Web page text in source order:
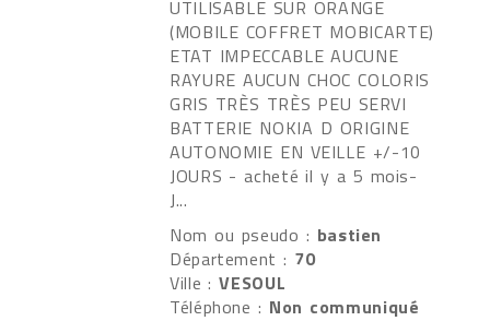
UTILISABLE SUR ORANGE
(MOBILE COFFRET MOBICARTE)
ETAT IMPECCABLE AUCUNE
RAYURE AUCUN CHOC COLORIS
GRIS TRÈS TRÈS PEU SERVI
BATTERIE NOKIA D ORIGINE
AUTONOMIE EN VEILLE +/-10
JOURS - acheté il y a 5 mois-
J...
Nom ou pseudo : bastien
Département : 70
Ville :VESOUL
Téléphone : Non communiqué